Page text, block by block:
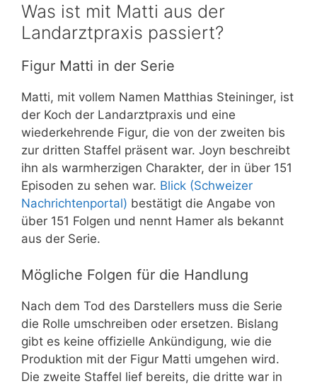
Was ist mit Matti aus der
Landarztpraxis passiert?
Figur Matti in der Serie
Matti, mit vollem Namen Matthias Steininger, ist
der Koch der Landarztpraxis und eine
wiederkehrende Figur, die von der zweiten bis
zur dritten Staffel präsent war. Joyn beschreibt
ihn als warmherzigen Charakter, der in über 151
Episoden zu sehen war. Blick (Schweizer
Nachrichtenportal) bestätigt die Angabe von
über 151 Folgen und nennt Hamer als bekannt
aus der Serie.
Mögliche Folgen für die Handlung
Nach dem Tod des Darstellers muss die Serie
die Rolle umschreiben oder ersetzen. Bislang
gibt es keine offizielle Ankündigung, wie die
Produktion mit der Figur Matti umgehen wird.
Die zweite Staffel lief bereits, die dritte war in